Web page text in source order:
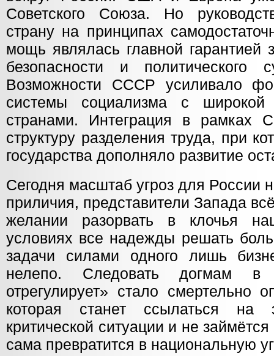
Советского Союза. Но
страну на принципах
мощь являлась главной гарантией
безопасности и политического
Возможности СССР усиливало
системы социализма с широкой
странами. Интеграция в рамках
структуру разделения труда, при
государства дополняло развитие
Сегодня масштаб угроз для России
приличия, представители Запада
желании разорвать в клочья
условиях все надежды решать
задачи силами одного лишь
нелепо. Следовать догмам
отрегулирует» стало смертельно
которая станет ссылаться на
критической ситуации и не
сама превратится в национальную